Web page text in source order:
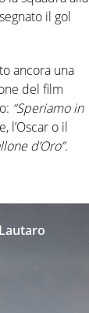
il gol
ancora una
del film
“Speriamo in
l’Oscar o il
d’Oro”.